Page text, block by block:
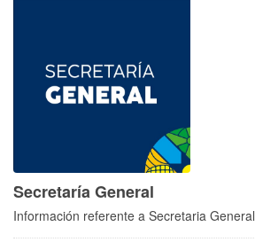
Secretaría General
Información referente a Secretaria General